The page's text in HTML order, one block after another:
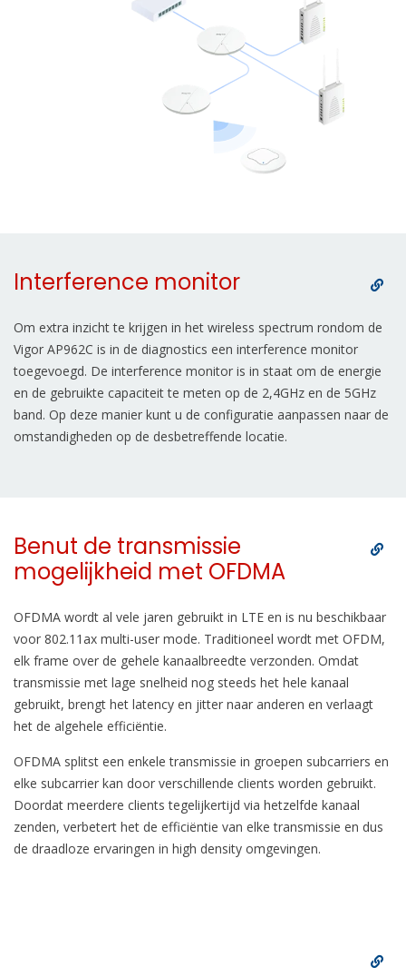
Interference monitor
Om extra inzicht te krijgen in het wireless spectrum rondom de
Vigor AP962C is in de diagnostics een interference monitor
toegevoegd. De interference monitor is in staat om de energie
en de gebruikte capaciteit te meten op de 2,4GHz en de 5GHz
band. Op deze manier kunt u de configuratie aanpassen naar de
omstandigheden op de desbetreffende locatie.
Benut de transmissie
mogelijkheid met OFDMA
OFDMA wordt al vele jaren gebruikt in LTE en is nu beschikbaar
voor 802.11ax multi-user mode. Traditioneel wordt met OFDM,
elk frame over de gehele kanaalbreedte verzonden. Omdat
transmissie met lage snelheid nog steeds het hele kanaal
gebruikt, brengt het latency en jitter naar anderen en verlaagt
het de algehele efficiëntie.
OFDMA splitst een enkele transmissie in groepen subcarriers en
elke subcarrier kan door verschillende clients worden gebruikt.
Doordat meerdere clients tegelijkertijd via hetzelfde kanaal
zenden, verbetert het de efficiëntie van elke transmissie en dus
de draadloze ervaringen in high density omgevingen.